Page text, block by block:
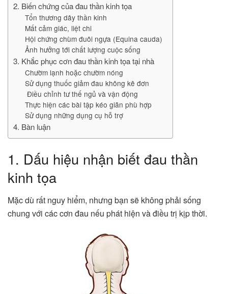
2. Biến chứng của đau thần kinh tọa
Tổn thương dây thần kinh
Mất cảm giác, liệt chi
Hội chứng chùm đuôi ngựa (Equina cauda)
Ảnh hưởng tới chất lượng cuộc sống
3. Khắc phục cơn đau thần kinh tọa tại nhà
Chườm lạnh hoặc chườm nóng
Sử dụng thuốc giảm đau không kê đơn
Điều chỉnh tư thế ngủ và vận động
Thực hiện các bài tập kéo giãn phù hợp
Sử dụng những dụng cụ hỗ trợ
4. Bàn luận
1. Dấu hiệu nhận biết đau thần
kinh tọa
Mặc dù rất nguy hiểm, nhưng bạn sẽ không phải sống
chung với các cơn đau nếu phát hiện và điều trị kịp thời.